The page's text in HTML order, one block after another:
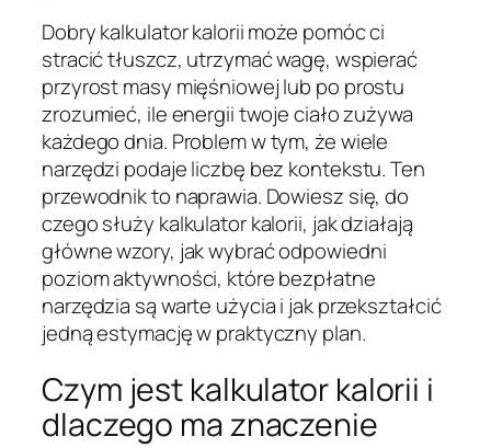
Dobry kalkulator kalorii może pomóc ci
stracić tłuszcz, utrzymać wagę, wspierać
przyrost masy mięśniowej lub po prostu
zrozumieć, ile energii twoje ciało zużywa
każdego dnia. Problem w tym, że wiele
narzędzi podaje liczbę bez kontekstu. Ten
przewodnik to naprawia. Dowiesz się, do
czego służy kalkulator kalorii, jak działają
główne wzory, jak wybrać odpowiedni
poziom aktywności, które bezpłatne
narzędzia są warte użycia i jak przekształcić
jedną estymację w praktyczny plan.
Czym jest kalkulator kalorii i
dlaczego ma znaczenie